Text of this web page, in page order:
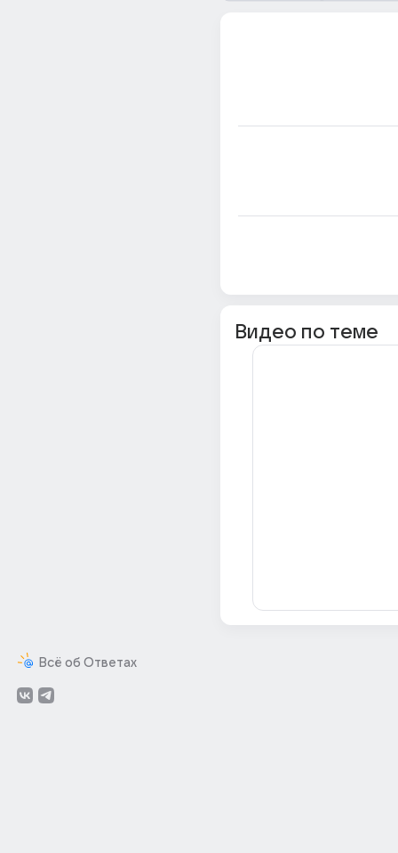
Всё об Ответах
Видео по теме